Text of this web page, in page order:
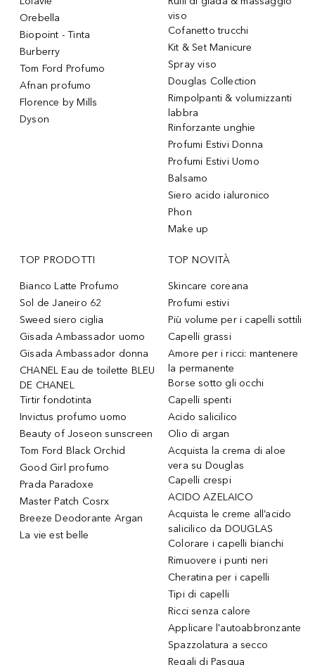
Orebella
Biopoint - Tinta
Burberry
Tom Ford Profumo
Afnan profumo
Florence by Mills
Dyson
viso
Cofanetto trucchi
Kit & Set Manicure
Spray viso
Douglas Collection
Rimpolpanti & volumizzanti
labbra
Rinforzante unghie
Profumi Estivi Donna
Profumi Estivi Uomo
Balsamo
Siero acido ialuronico
Phon
Make up
TOP PRODOTTI
Bianco Latte Profumo
Sol de Janeiro 62
Sweed siero ciglia
Gisada Ambassador uomo
Gisada Ambassador donna
CHANEL Eau de toilette BLEU
DE CHANEL
Tirtir fondotinta
Invictus profumo uomo
Beauty of Joseon sunscreen
Tom Ford Black Orchid
Good Girl profumo
Prada Paradoxe
Master Patch Cosrx
Breeze Deodorante Argan
La vie est belle
TOP NOVITÀ
Skincare coreana
Profumi estivi
Più volume per i capelli sottili
Capelli grassi
Amore per i ricci: mantenere
la permanente
Borse sotto gli occhi
Capelli spenti
Acido salicilico
Olio di argan
Acquista la crema di aloe
vera su Douglas
Capelli crespi
ACIDO AZELAICO
Acquista le creme all’acido
salicilico da DOUGLAS
Colorare i capelli bianchi
Rimuovere i punti neri
Cheratina per i capelli
Tipi di capelli
Ricci senza calore
Applicare l'autoabbronzante
Spazzolatura a secco
Regali di Pasqua